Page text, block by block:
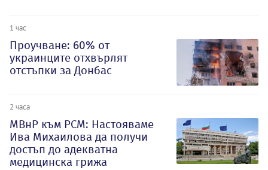
1 час
Проучване: 60% от
украинците отхвърлят
отстъпки за Донбас
2 часа
МВнР към РСМ: Настояваме
Ива Михаилова да получи
достъп до адекватна
медицинска грижа